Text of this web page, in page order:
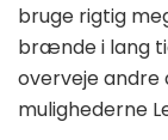
bruge rigtig
brænde i lang
overveje andre
mulighederne